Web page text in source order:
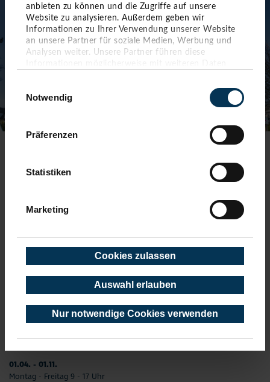
anbieten zu können und die Zugriffe auf unsere
Website zu analysieren. Außerdem geben wir
Informationen zu Ihrer Verwendung unserer Website
an unsere Partner für soziale Medien, Werbung und
Analysen weiter. Unsere Partner führen diese
sie im Rahmen Ihrer Nutzung der Dienste gesammelt
haben. Sie geben Einwilligung zu unseren Cookies,
Notwendig
Präferenzen
Statistiken
Marketing
Cookies zulassen
Auswahl erlauben
Nur notwendige Cookies verwenden
AKTUELLE ÖFFNUNGSZEITEN
01. Januar - 31. Dezember
02.01. - 31.03.
Montag –Freitag 9 - 17 Uhr
Feiertag 10 - 15 Uhr
01.04. - 01.11.
Montag - Freitag 9 - 17 Uhr